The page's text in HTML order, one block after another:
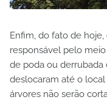
Enfim, do fato de
responsável pelo
de poda ou derrubada
deslocaram até o
árvores não serão